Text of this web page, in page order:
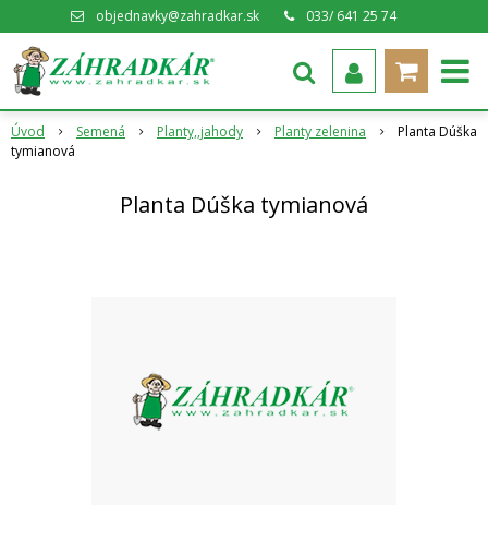
objednavky@zahradkar.sk 033/ 641 25 74
Úvod Semená Planty,,jahody Planty zelenina
Planta Dúška
tymianová
Planta Dúška tymianová